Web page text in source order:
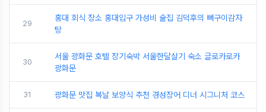
29
홍대 회식 장소 홍대입구 가성비 술집 김덕후의 뼈구이감자
탕
30
서울 광화문 호텔 장기숙박 서울한달살기 숙소 글로카로카
광화문
31 광화문 맛집 복날 보양식 추천 경성장어 디너 시그니처 코스